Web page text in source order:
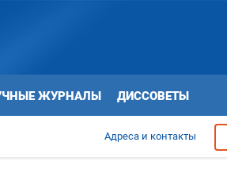
ЖУРНАЛЫ ДИССОВЕТЫ
Адреса и контакты